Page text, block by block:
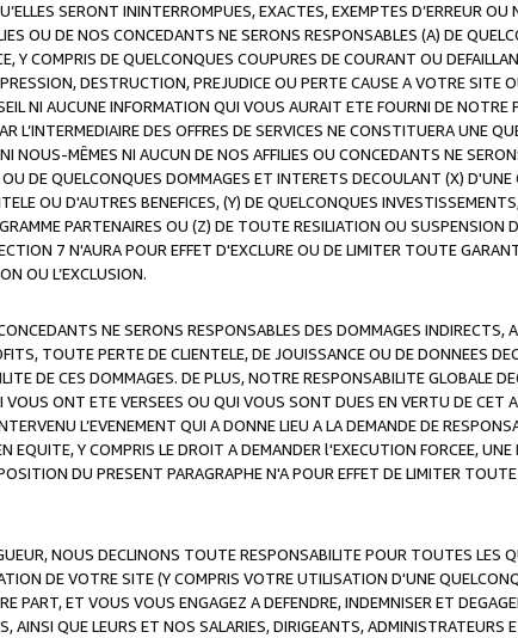
SERONT ININTERROMPUES, EXACTES, EXEMPTES D’ERREUR
OU DE NOS CONCEDANTS NE SERONS RESPONSABLES (A) DE
Y COMPRIS DE QUELCONQUES COUPURES DE COURANT OU
DESTRUCTION, PREJUDICE OU PERTE CAUSE A VOTRE SITE
NI AUCUNE INFORMATION QUI VOUS AURAIT ETE FOURNI DE
L’INTERMEDIAIRE DES OFFRES DE SERVICES NE CONSTITUERA UNE
NOUS-MÊMES NI AUCUN DE NOS AFFILIES OU CONCEDANTS NE
DE QUELCONQUES DOMMAGES ET INTERETS DECOULANT (X)
OU D'AUTRES BENEFICES, (Y) DE QUELCONQUES
PARTENAIRES OU (Z) DE TOUTE RESILIATION OU SUSPENSION
7 N'AURA POUR EFFET D'EXCLURE OU DE LIMITER TOUTE
OU L’EXCLUSION.
NE SERONS RESPONSABLES DES DOMMAGES INDIRECTS,
TOUTE PERTE DE CLIENTELE, DE JOUISSANCE OU DE DONNEES
DE CES DOMMAGES. DE PLUS, NOTRE RESPONSABILITE GLOBALE
VOUS ONT ETE VERSEES OU QUI VOUS SONT DUES EN VERTU DE CET
L’EVENEMENT QUI A DONNE LIEU A LA DEMANDE DE
EQUITE, Y COMPRIS LE DROIT A DEMANDER l'EXECUTION FORCEE,
DU PRESENT PARAGRAPHE N'A POUR EFFET DE LIMITER
NOUS DECLINONS TOUTE RESPONSABILITE POUR TOUTES LES
DE VOTRE SITE (Y COMPRIS VOTRE UTILISATION D'UNE
PART, ET VOUS VOUS ENGAGEZ A DEFENDRE, INDEMNISER ET
AINSI QUE LEURS ET NOS SALARIES, DIRIGEANTS, ADMINISTRATEURS